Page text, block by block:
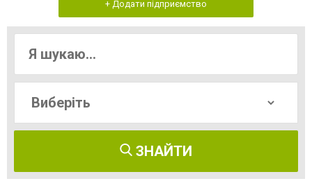
+ Додати підприємство
ЗНАЙТИ